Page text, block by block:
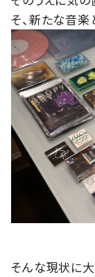
そ、新たな音楽
そんな現状に